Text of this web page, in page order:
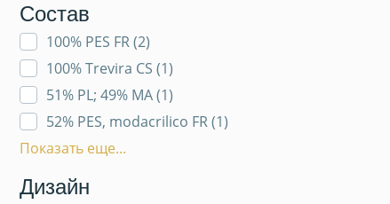
Состав
100% PES FR (2)
100% Trevira CS (1)
51% PL; 49% MA (1)
52% PES, modacrilico FR (1)
Показать еще...
Дизайн